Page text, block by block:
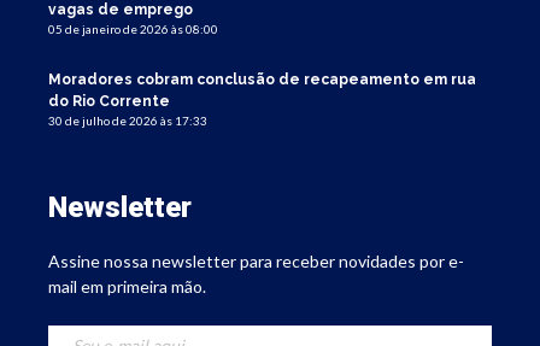
vagas de emprego
05 de janeiro de 2026 às 08:00
Moradores cobram conclusão de recapeamento em rua
do Rio Corrente
30 de julho de 2026 às 17:33
Newsletter
Assine nossa newsletter para receber novidades por e-
mail em primeira mão.